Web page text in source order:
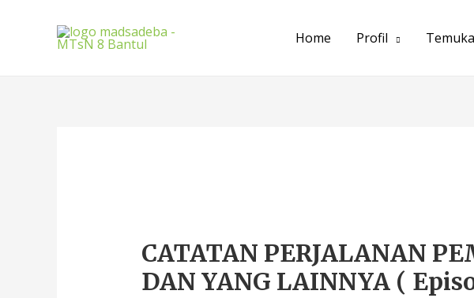
Home Profil
CATATAN PERJALANAN
DAN YANG LAINNYA (